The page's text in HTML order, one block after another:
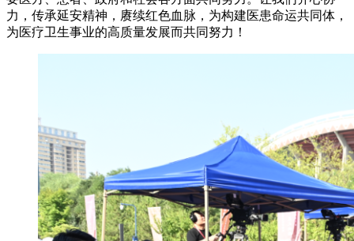
力，传承延安精神，赓续红色血脉，为构建医患命运共同体，
为医疗卫生事业的高质量发展而共同努力！